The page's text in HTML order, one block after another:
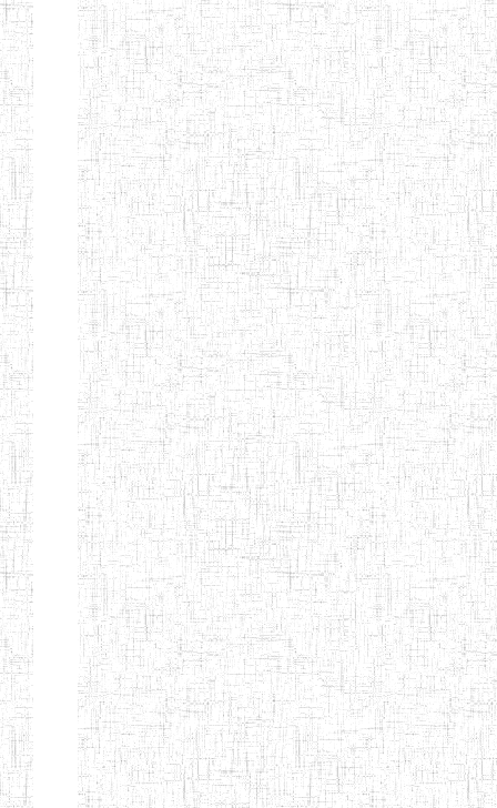
BAPTIST
TEACHERS
TRAINING
COLLEGE
08/08/1983 ENIEG
KENCHOLIA
TEACHER'S
TRAINING
COLLEGE
"K.T.T.C NDOP"
15/09/2015 ENIEG
ENIEG PRIVEE
BILINGUE
LAIQUE LES
PERFORMANCES
PEDAGOGIQUES
01/09/2015 ENIEG
ENIEG DU HAUT
NKAM
12/08/2013 ENIEG
ENIEG BILINGUE
DE L'IPEP DE
BANDJOUN
05/09/2003 ENIEG
ENIEG PRIVEE
07/09/2012 ENIEG